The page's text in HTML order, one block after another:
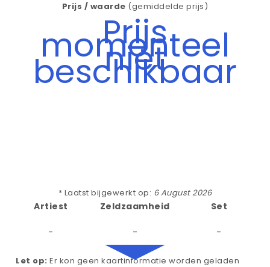
Prijs / waarde (gemiddelde prijs)
Prijs
momenteel
niet
beschikbaar
* Laatst bijgewerkt op: 6 August 2026
Artiest
-
Zeldzaamheid
-
Set
-
Let op: Er kon geen kaartinformatie worden geladen